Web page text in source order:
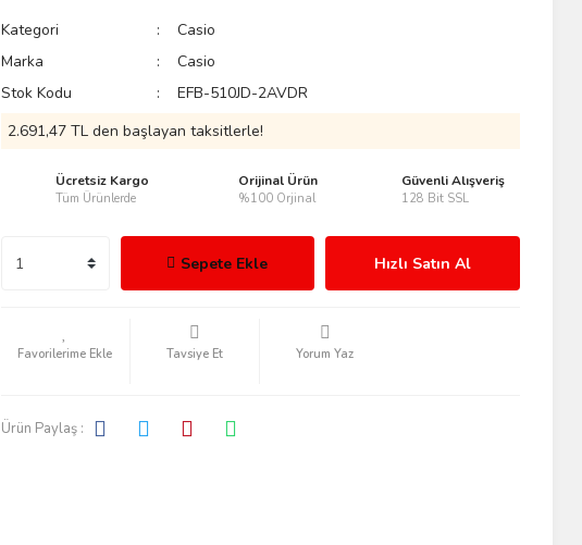
Kategori
Casio
Marka
Casio
Stok Kodu
EFB-510JD-2AVDR
2.691,47 TL den başlayan taksitlerle!
Ücretsiz Kargo
Tüm Ürünlerde
Orijinal Ürün
%100 Orjinal
Güvenli Alışveriş
128 Bit SSL
Sepete Ekle Hızlı Satın Al
Tavsiye Et Yorum Yaz
Ürün Paylaş :